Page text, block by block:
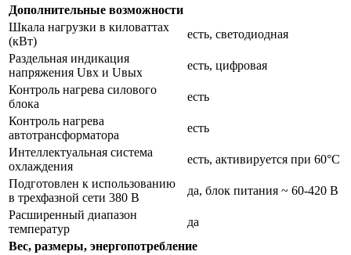
Дополнительные возможности
Шкала нагрузки в киловаттах
(кВт)
есть, светодиодная
Раздельная индикация
напряжения Uвх и Uвых
есть, цифровая
Контроль нагрева силового
блока
есть
Контроль нагрева
автотрансформатора
есть
Интеллектуальная система
охлаждения
есть, активируется при 60°С
Подготовлен к использованию
в трехфазной сети 380 В
да, блок питания ~ 60-420 В
Расширенный диапазон
температур
да
Вес, размеры, энергопотребление